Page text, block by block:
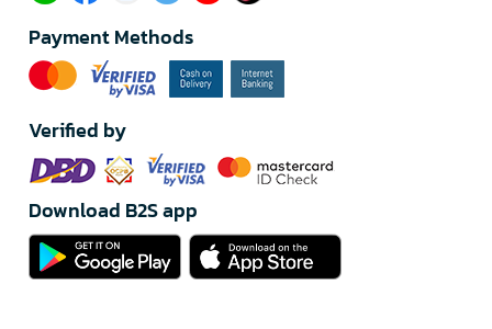
Payment Methods
Verified by
Download B2S app